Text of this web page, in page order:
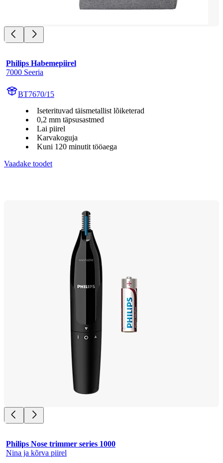
Philips Habemepiirel
7000 Seeria
BT7670/15
Iseterituvad täismetallist lõiketerad
0,2 mm täpsusastmed
Lai piirel
Karvakoguja
Kuni 120 minutit tööaega
Vaadake toodet
Philips Nose trimmer series 1000
Nina ja kõrva piirel